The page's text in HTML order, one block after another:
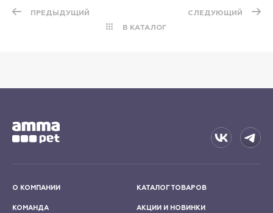
ПРЕДЫДУЩИЙ
В КАТАЛОГ
СЛЕДУЮЩИЙ
О КОМПАНИИ
КОМАНДА
КАТАЛОГ ТОВАРОВ
АКЦИИ И НОВИНКИ